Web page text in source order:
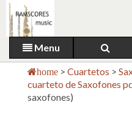
Menu
home > Cuartetos >
cuarteto de Saxofones
saxofones)